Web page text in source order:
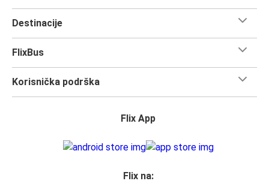
Destinacije
FlixBus
Korisnička podrška
Flix App
Flix na: